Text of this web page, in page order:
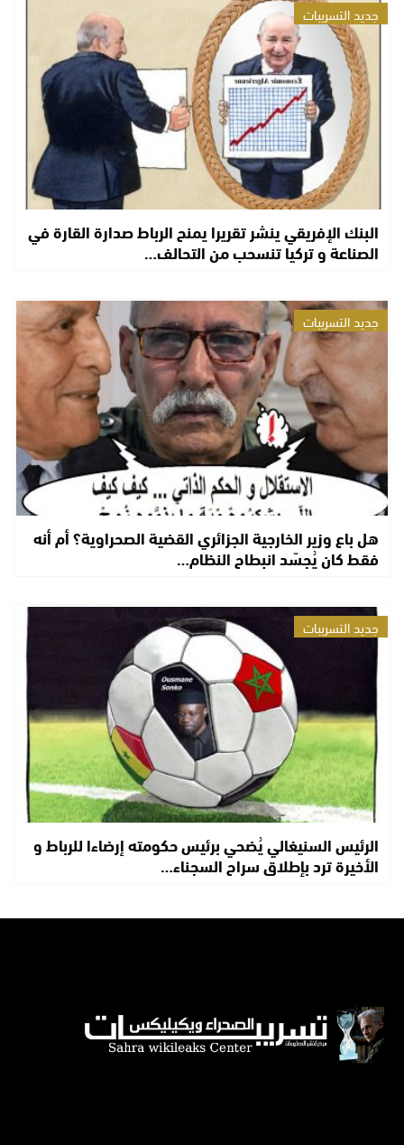
جديد التسريبات
البنك الإفريقي ينشر تقريرا يمنح الرباط صدارة القارة في
الصناعة و تركيا تنسحب من التحالف…
جديد التسريبات
هل باع وزير الخارجية الجزائري القضية الصحراوية؟ أم أنه
فقط كان يُجسّد انبطاح النظام…
جديد التسريبات
الرئيس السنيغالي يُضحي برئيس حكومته إرضاءا للرباط و
الأخيرة ترد بإطلاق سراح السجناء…